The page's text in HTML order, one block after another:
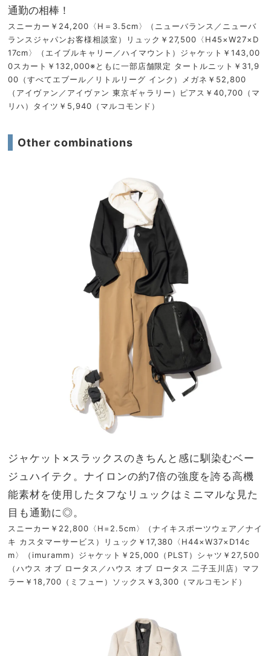
通勤の相棒！
スニーカー￥24,200〈H＝3.5cm〉（ニューバランス／ニューバ
ランスジャパンお客様相談室）リュック￥27,500〈H45×W27×D
17cm〉（エイブルキャリー／ハイマウント）ジャケット￥143,00
0スカート￥132,000※ともに一部店舗限定 タートルニット￥31,9
00（すべてエブール／リトルリーグ インク）メガネ￥52,800
（アイヴァン／アイヴァン 東京ギャラリー）ピアス￥40,700（マ
リハ）タイツ￥5,940（マルコモンド）
Other combinations
ジャケット×スラックスのきちんと感に馴染むベー
ジュハイテク。ナイロンの約7倍の強度を誇る高機
能素材を使用したタフなリュックはミニマルな見た
目も通勤に◎。
スニーカー￥22,800〈H=2.5cm〉（ナイキスポーツウェア／ナイ
キ カスタマーサービス）リュック￥17,380〈H44×W37×D14c
m〉（imuramm）ジャケット￥25,000（PLST）シャツ￥27,500
（ハウス オブ ロータス／ハウス オブ ロータス 二子玉川店）マフ
ラー￥18,700（ミフュー）ソックス￥3,300（マルコモンド）